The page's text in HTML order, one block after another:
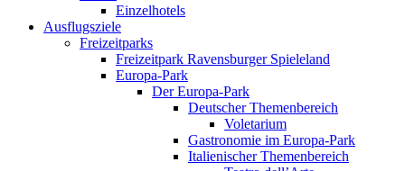
Einzelhotels
Ausflugsziele
Freizeitparks
Freizeitpark Ravensburger Spieleland
Europa-Park
Der Europa-Park
Deutscher Themenbereich
Voletarium
Gastronomie im Europa-Park
Italienischer Themenbereich